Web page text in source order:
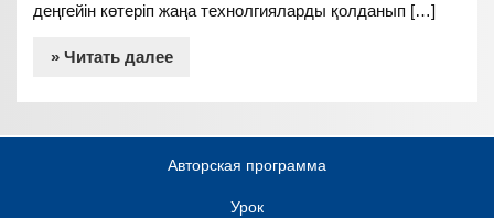
деңгейін көтеріп жаңа технолгияларды қолданып […]
» Читать далее
Авторская программа
Урок